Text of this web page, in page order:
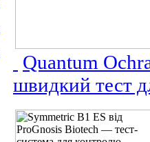
Quantum
швидкий тест